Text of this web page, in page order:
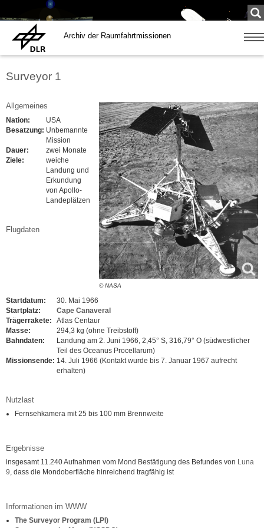
Archiv der Raumfahrtmissionen
Zeige
Surveyor 1
© NASA
Allgemeines
Nation:
USA
Besatzung: Unbemannte
Mission
Dauer:
zwei Monate
Ziele:
weiche
Landung und
Erkundung
von Apollo-
Landeplätzen
Flugdaten
Startdatum:
30. Mai 1966
Startplatz:
Cape Canaveral
Trägerrakete:
Atlas Centaur
Masse:
294,3 kg (ohne Treibstoff)
Bahndaten:
Landung am 2. Juni 1966, 2,45° S, 316,79° O (südwestlicher
Teil des Oceanus Procellarum)
Missionsende: 14. Juli 1966 (Kontakt wurde bis 7. Januar 1967 aufrecht
erhalten)
Nutzlast
Fernsehkamera mit 25 bis 100 mm Brennweite
Ergebnisse
insgesamt 11.240 Aufnahmen vom Mond Bestätigung des Befundes von Luna
9, dass die Mondoberfläche hinreichend tragfähig ist
Informationen im WWW
The Surveyor Program (LPI)